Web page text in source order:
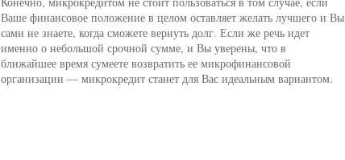
Ваше финансовое положение в целом оставляет желать лучшего и Вы
сами не знаете, когда сможете вернуть долг. Если же речь идет
именно о небольшой срочной сумме, и Вы уверены, что в
ближайшее время сумеете возвратить ее микрофинансовой
организации — микрокредит станет для Вас идеальным вариантом.